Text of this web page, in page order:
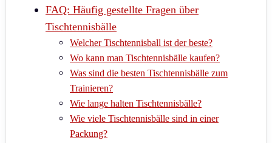
FAQ: Häufig gestellte Fragen über
Tischtennisbälle
Welcher Tischtennisball ist der beste?
Wo kann man Tischtennisbälle kaufen?
Was sind die besten Tischtennisbälle zum
Trainieren?
Wie lange halten Tischtennisbälle?
Wie viele Tischtennisbälle sind in einer
Packung?